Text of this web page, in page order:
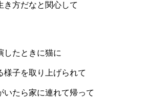
き方だなと関心して
したときに猫に
様子を取り上げられて
いたら家に連れて帰って